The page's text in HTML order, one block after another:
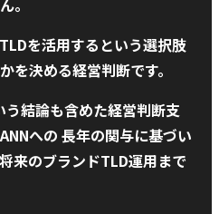
。
を活用するという選択肢
を決める経営判断です。
結論も含めた経営判断支
への 長年の関与に基づい
来のブランドTLD運用まで